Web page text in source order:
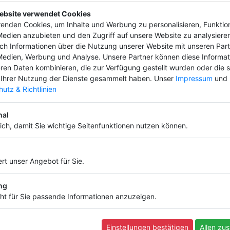
ab und bringe deinen Firmeneintrag
ab4,99 €
Infos und Regeln
Nutzungsbedingungen
Widerruf
FAQ
verwendet Cookies
Cookies, um Inhalte und Werbung zu personalisieren,
anzubieten und den Zugriff auf unsere Website zu
Informationen über die Nutzung unserer Website mit unseren
Werbung und Analyse. Unsere Partner können diese
Daten kombinieren, die zur Verfügung gestellt wurden oder die
Ihrer Nutzung der Dienste gesammelt haben. Unser Impressum und
& Richtlinien
damit Sie wichtige Seitenfunktionen nutzen können.
unser Angebot für Sie.
für Sie passende Informationen anzuzeigen.
Einstellungen bestätigen Allen